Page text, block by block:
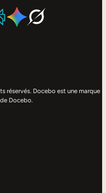
réservés. Docebo est une marque
Docebo.